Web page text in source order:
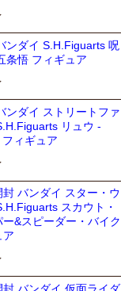
ンダイ S.H.Figuarts 呪
条悟 フィギュア
ンダイ ストリートファ
リュウ -
ィギュア
封 バンダイ スター・ウ
スカウト・
ー&スピーダー・バイク
ア